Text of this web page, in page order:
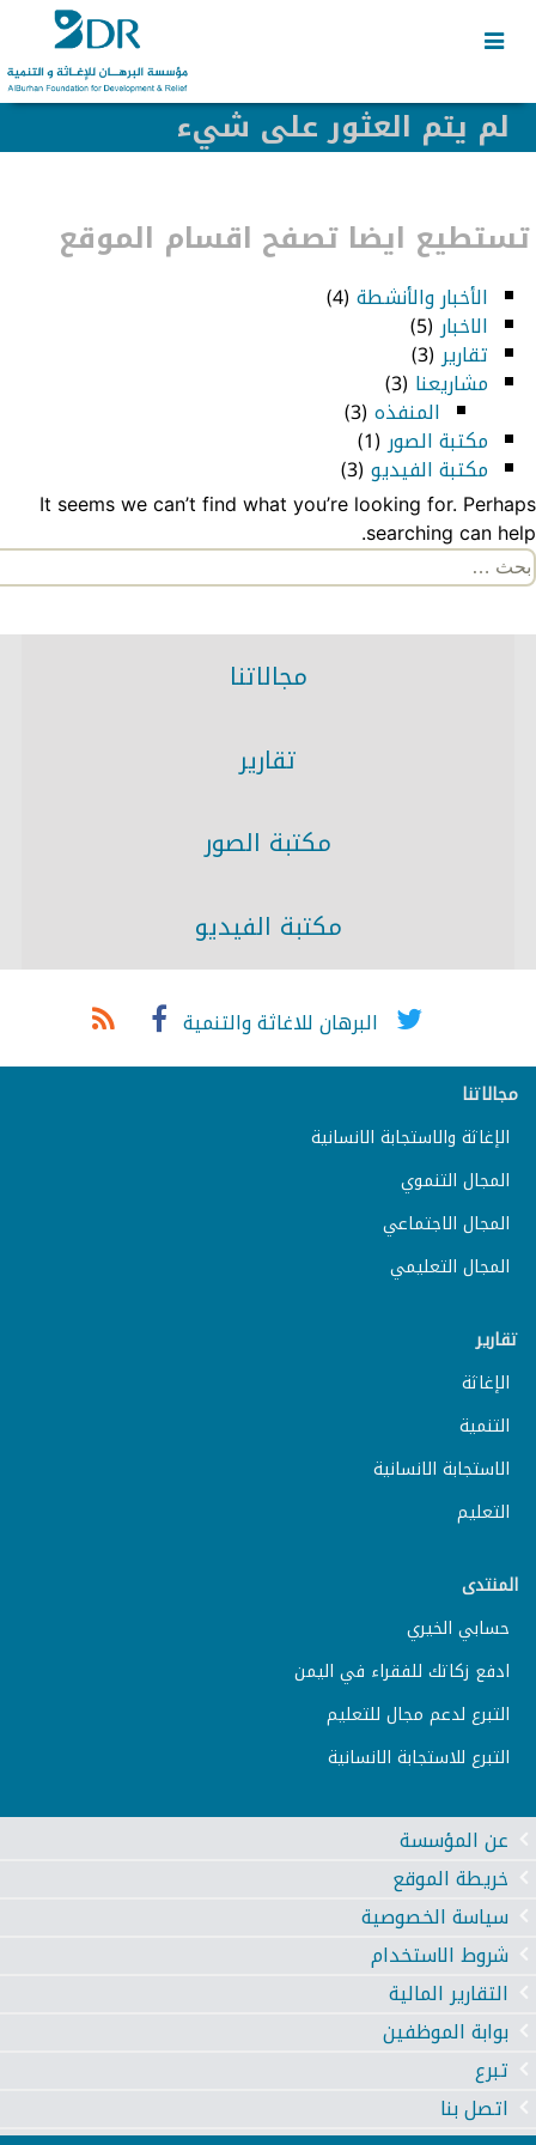
content
لم يتم العثور على شيء
تستطيع ايضا تصفح اقسام الموقع
الأخبار والأنشطة (4)
الاخبار(5)
تقارير(3)
مشاريعنا (3)
المنفذه (3)
مكتبة الصور(1)
مكتبة الفيديو (3)
It seems we can’t find what you’re looking for. Perhaps
searching can help.
البحث
عن:
مجالاتنا
تقارير
مكتبة الصور
مكتبة الفيديو
البرهان للاغاثة والتنمية
مجالاتنا
الإغاثة والاستجابة الانسانية
المجال التنموي
المجال الاجتماعي
المجال التعليمي
تقارير
الإغاثة
التنمية
الاستجابة الانسانية
التعليم
المنتدى
حسابي الخيري
ادفع زكاتك للفقراء في اليمن
التبرع لدعم مجال للتعليم
التبرع للاستجابة الانسانية
عن المؤسسة
خريطة الموقع
سياسة الخصوصية
شروط الاستخدام
التقارير المالية
بوابة الموظفين
تبرع
اتصل بنا